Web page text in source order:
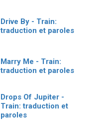
Drive By - Train:
traduction et paroles
Marry Me - Train:
traduction et paroles
Drops Of Jupiter -
Train: traduction et
paroles